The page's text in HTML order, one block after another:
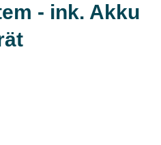
- ink. Akku